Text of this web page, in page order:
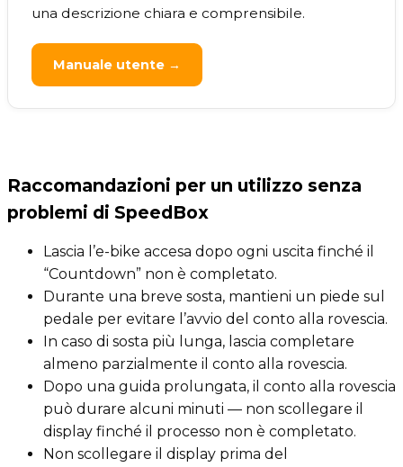
una descrizione chiara e comprensibile.
Manuale utente →
Raccomandazioni per un utilizzo senza
problemi di SpeedBox
Lascia l’e-bike accesa dopo ogni uscita finché il
“Countdown” non è completato.
Durante una breve sosta, mantieni un piede sul
pedale per evitare l’avvio del conto alla rovescia.
In caso di sosta più lunga, lascia completare
almeno parzialmente il conto alla rovescia.
Dopo una guida prolungata, il conto alla rovescia
può durare alcuni minuti — non scollegare il
display finché il processo non è completato.
Non scollegare il display prima del